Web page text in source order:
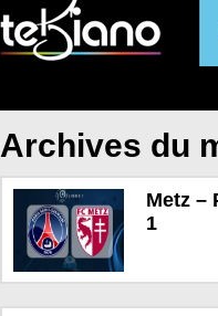
Archives du
Metz –
1